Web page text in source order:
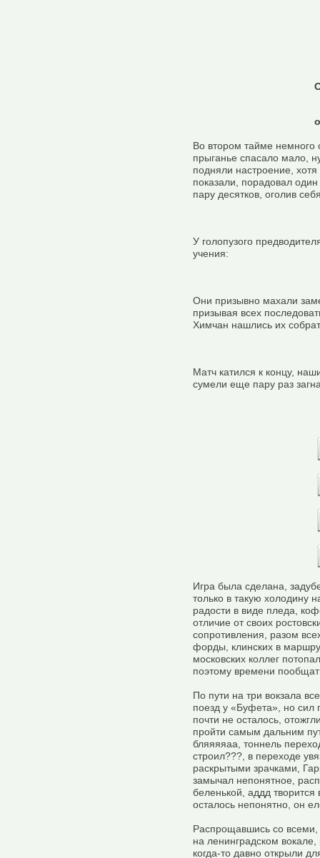
Во втором тайме немного
прыганье спасало мало,
подняли настроение,
показали, порадовал
пару десятков, оголив
У голопузого
учения:
Они призывно махали
призывая всех
Химчан нашлись их
Матч катился к концу,
сумели еще пару раз
Игра была сделана,
только в такую холодину
радости в виде пледа,
отличие от своих
сопротивления, разом
форды, клинских в
московских коллег
поэтому времени
По пути на три вокзала
поезд у «Буфета», но сил
почти не осталось,
пройти самым дальним
бляяяяаа, тоннель
строил???, в переходе
раскрытыми зрачками,
замычал непонятное,
беленькой, аддд
осталось непонятно, он
Распрощавшись со
на ленинградском
когда-то давно открыли